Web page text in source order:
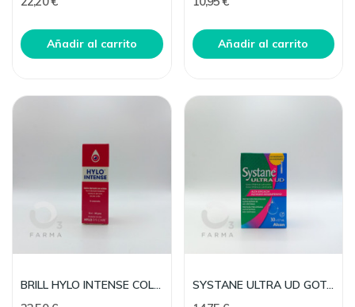
Añadir al carrito Añadir al carrito
BRILL HYLO INTENSE COLIRIO 10 ML SYSTANE ULTRA UD GOTAS OFTALMICAS LUBRICANTES 30